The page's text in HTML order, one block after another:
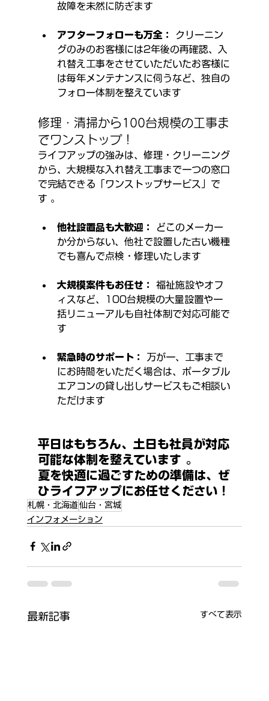
故障を未然に防ぎます
アフターフォローも万全：
クリーニン
グのみのお客様には2年後の再確認、入
れ替え工事をさせていただいたお客様に
は毎年メンテナンスに伺うなど、独自の
フォロー体制を整えています
修理・清掃から100台規模の工事ま
でワンストップ！
ライフアップの強みは、修理・クリーニング
から、大規模な入れ替え工事まで一つの窓口
で完結できる「ワンストップサービス」で
す 。
他社設置品も大歓迎：
どこのメーカー
か分からない、他社で設置した古い機種
でも喜んで点検・修理いたします
大規模案件もお任せ：
福祉施設やオフ
ィスなど、100台規模の大量設置や一
括リニューアルも自社体制で対応可能で
す
緊急時のサポート：
万が一、工事まで
にお時間をいただく場合は、ポータブル
エアコンの貸し出しサービスもご相談い
ただけます
平日はもちろん、土日も社員が対応
可能な体制を整えています 。
夏を快適に過ごすための準備は、ぜ
ひライフアップにお任せください！
札幌・北海道 仙台・宮城
インフォメーション
最新記事 すべて表示